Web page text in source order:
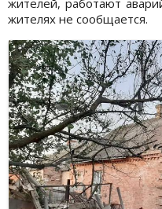
жителях не сообщается.